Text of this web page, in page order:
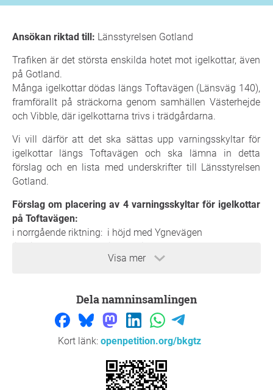
Visa mer
Ansökan riktad till: Länsstyrelsen Gotland
Trafiken är det största enskilda hotet mot igelkottar, även
på Gotland.
Många igelkottar dödas längs Toftavägen (Länsväg 140),
framförallt på sträckorna genom samhällen Västerhejde
och Vibble, där igelkottarna trivs i trädgårdarna.
Vi vill därför att det ska sättas upp varningsskyltar för
igelkottar längs Toftavägen och ska lämna in detta
förslag och en lista med underskrifter till Länsstyrelsen
Gotland.
Förslag om placering av 4 varningsskyltar för igelkottar
på Toftavägen:
i norrgående riktning: i höjd med Ygnevägen
i sydgående riktning: direkt efter Vibble - Högklintsvägen
Vi tror att igelkottsskyltar skulle kunna rädda många
igelkottar och skyltarna skulle dessutom kunna bli
populära bland både Gotlänningar och turister!
Dela namninsamlingen
Kort länk: openpetition.org/bkgtz